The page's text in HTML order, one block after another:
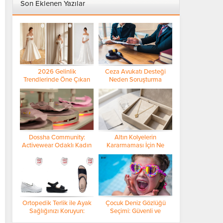
Son Eklenen Yazılar
2026 Gelinlik
Trendlerinde Öne Çıkan
Detaylar
Ceza Avukatı Desteği
Neden Soruşturma
Sürecinin En Kritik
Aşamasında Öne Çıkıyor?
Dossha Community:
Activewear Odaklı Kadın
Bağ Kurma Modeli
Altın Kolyelerin
Kararmaması İçin Ne
Yapmalı? Saklama İpuçları
ve Profesyonel Bakım
Rehberi
Ortopedik Terlik ile Ayak
Sağlığınızı Koruyun:
Çocuk Deniz Gözlüğü
Seçimi: Güvenli ve